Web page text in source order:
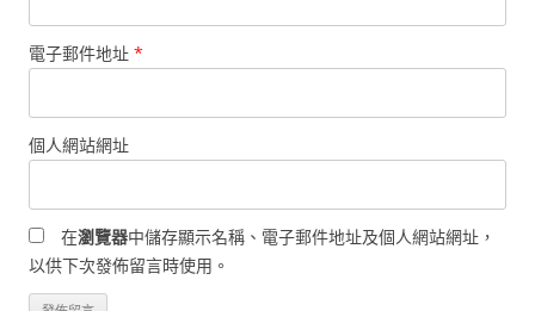
電子郵件地址 *
個人網站網址
在瀏覽器中儲存顯示名稱、電子郵件地址及個人網站網址，
以供下次發佈留言時使用。